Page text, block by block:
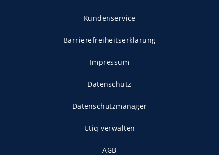
Kundenservice
Barrierefreiheitserklärung
Impressum
Datenschutz
Datenschutzmanager
Utiq verwalten
AGB